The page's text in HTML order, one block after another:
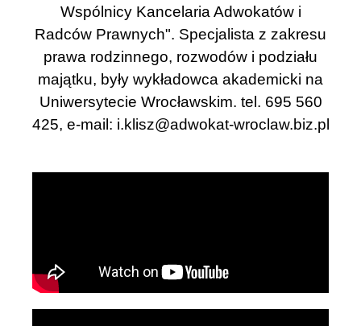
Wspólnicy Kancelaria Adwokatów i
Radców Prawnych". Specjalista z zakresu
prawa rodzinnego, rozwodów i podziału
majątku, były wykładowca akademicki na
Uniwersytecie Wrocławskim. tel. 695 560
425, e-mail: i.klisz@adwokat-wroclaw.biz.pl